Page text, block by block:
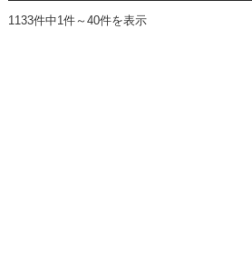
1133件中1件～40件を表示